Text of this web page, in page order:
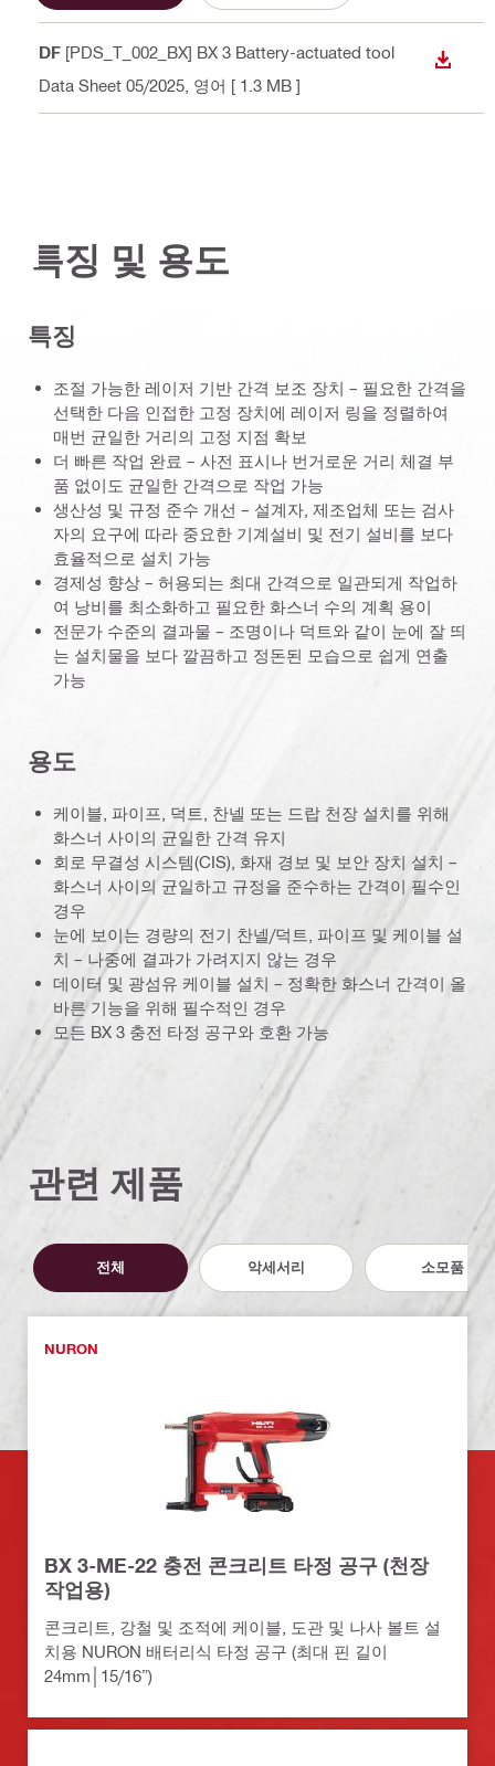
PDF [PDS_T_002_BX] BX 3 Battery-actuated tool
- Data Sheet 05/2025 , 영어 [ 1.3 MB ]
다운로
특징 및 용도
특징
조절 가능한 레이저 기반 간격 보조 장치 – 필요한 간격을
선택한 다음 인접한 고정 장치에 레이저 링을 정렬하여
매번 균일한 거리의 고정 지점 확보
더 빠른 작업 완료 – 사전 표시나 번거로운 거리 체결 부
품 없이도 균일한 간격으로 작업 가능
생산성 및 규정 준수 개선 – 설계자, 제조업체 또는 검사
자의 요구에 따라 중요한 기계설비 및 전기 설비를 보다
효율적으로 설치 가능
경제성 향상 – 허용되는 최대 간격으로 일관되게 작업하
여 낭비를 최소화하고 필요한 화스너 수의 계획 용이
전문가 수준의 결과물 – 조명이나 덕트와 같이 눈에 잘 띄
는 설치물을 보다 깔끔하고 정돈된 모습으로 쉽게 연출
가능
용도
케이블, 파이프, 덕트, 찬넬 또는 드랍 천장 설치를 위해
화스너 사이의 균일한 간격 유지
회로 무결성 시스템(CIS), 화재 경보 및 보안 장치 설치 –
화스너 사이의 균일하고 규정을 준수하는 간격이 필수인
경우
눈에 보이는 경량의 전기 찬넬/덕트, 파이프 및 케이블 설
치 – 나중에 결과가 가려지지 않는 경우
데이터 및 광섬유 케이블 설치 – 정확한 화스너 간격이 올
바른 기능을 위해 필수적인 경우
모든 BX 3 충전 타정 공구와 호환 가능
관련 제품
전체 악세서리 소모품
NURON
BX 3-ME-22 충전 콘크리트 타정 공구 (천장
작업용)
콘크리트, 강철 및 조적에 케이블, 도관 및 나사 볼트 설
치용 NURON 배터리식 타정 공구 (최대 핀 길이
24mm│15/16”)